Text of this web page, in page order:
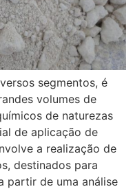
segmentos, é
volumes de
de naturezas
de aplicação de
a realização de
destinados para
partir de uma análise